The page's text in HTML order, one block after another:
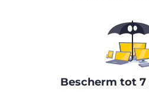
Bescherm tot 7